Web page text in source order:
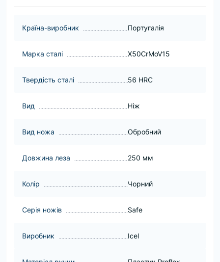
Країна-виробник Португалія
Марка сталі X50CrMoV15
Твердість сталі 56 HRC
Вид Ніж
Вид ножа Обробний
Довжина леза 250 мм
Колір Чорний
Серія ножів Safe
Виробник Icel